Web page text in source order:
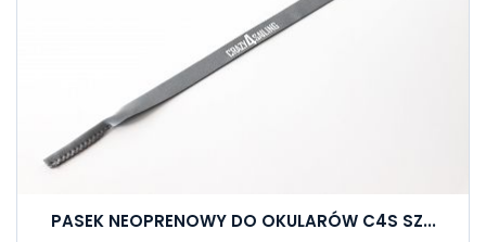
PASEK NEOPRENOWY DO OKULARÓW C4S SZ...